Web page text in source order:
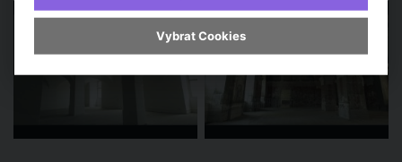
Vybrat Cookies